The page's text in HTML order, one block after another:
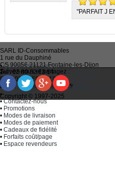
"PARFAIT J
SARL ID-Consommables
1 rue du Dauphiné
CS 90056 21121Fontaine-les-Dijon
Tel :03 80 52 63 64
Fax :03 80 58 81 10
Email : idc@imprimantes.fr
•Qui sommes-nous ?
•Recycler ses cartouches usagées
• Bien choisir ses cartouches d'encre
• Conditions générales de vente
•Plan du site
•Contactez-nous
• Promotions
• Modes de livraison
• Modes de paiement
• Cadeaux de fidélité
• Forfaits coût/page
• Espace revendeurs
Suivez-nous et partagez :
Consent
Copyright © 1997-2025